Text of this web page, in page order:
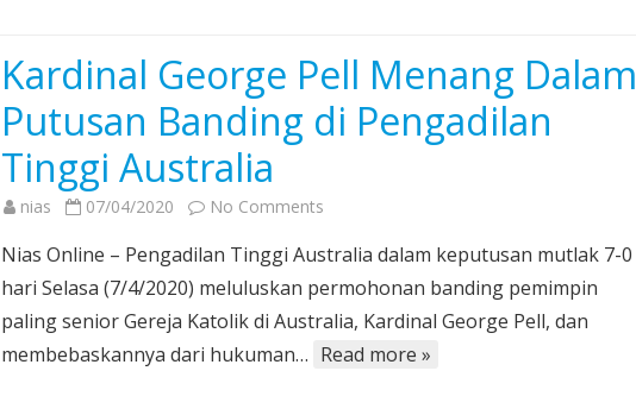
Kardinal George Pell Menang Dalam
Putusan Banding di Pengadilan
Tinggi Australia
nias 07/04/2020 No Commentson
George
Pell
Menang
Dalam
Nias Online – Pengadilan Tinggi Australia dalam keputusan mutlak 7-0
hari Selasa (7/4/2020) meluluskan permohonan banding pemimpin
paling senior Gereja Katolik di Australia, Kardinal George Pell, dan
membebaskannya dari hukuman… Read more »